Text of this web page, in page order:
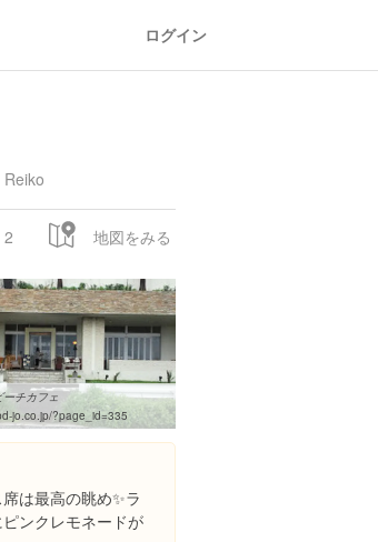
ログイン
Reiko
2 地図をみる
チカフェ
jo.co.jp/?page_id=335
は最高の眺め✨ラ
ンクレモネードが